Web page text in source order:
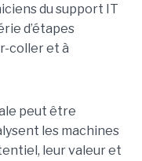
du support IT
d’étapes
coller et à
peut être
les machines
leur valeur et